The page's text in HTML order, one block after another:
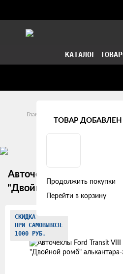
КАТАЛОГ
Главная
Ford Transit (II и II
Авточехлы Ford Transit
"Двойной ромб"
Изображения
товаров
СКИДКА
ПРИ САМОВЫВОЗЕ
1000 РУБ.
ТОВАР
Продолжить покупки
Перейти в корзину